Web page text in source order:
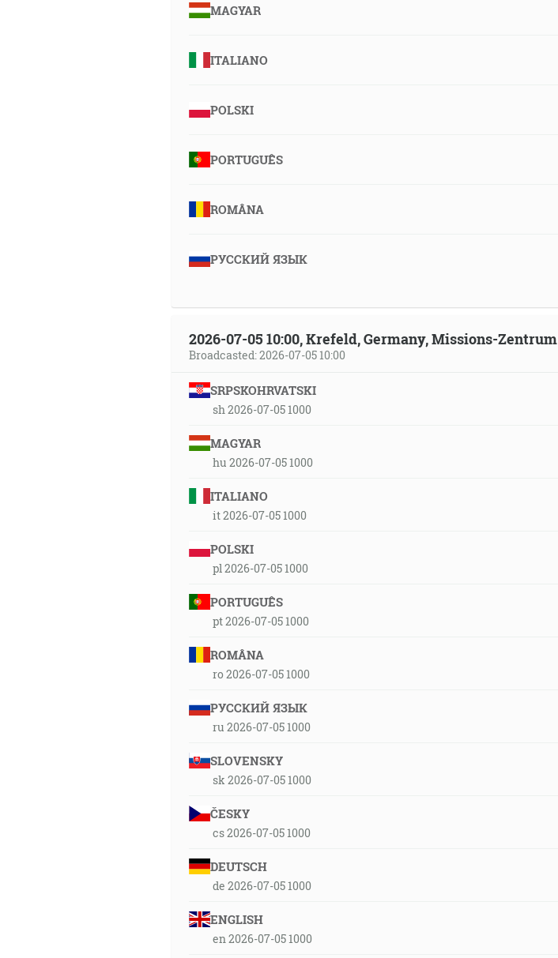
MAGYAR
ITALIANO
POLSKI
PORTUGUÊS
ROMÂNA
РУССКИЙ ЯЗЫК
2026-07-05 10:00, Krefeld, Germany, Missions-Zentrum
Broadcasted: 2026-07-05 10:00
SRPSKOHRVATSKI
sh 2026-07-05 1000
MAGYAR
hu 2026-07-05 1000
ITALIANO
it 2026-07-05 1000
POLSKI
pl 2026-07-05 1000
PORTUGUÊS
pt 2026-07-05 1000
ROMÂNA
ro 2026-07-05 1000
РУССКИЙ ЯЗЫК
ru 2026-07-05 1000
SLOVENSKY
sk 2026-07-05 1000
ČESKY
cs 2026-07-05 1000
DEUTSCH
de 2026-07-05 1000
ENGLISH
en 2026-07-05 1000